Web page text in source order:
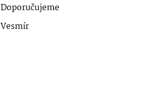
Doporučujeme
Vesmír